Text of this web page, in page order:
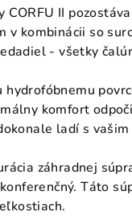
CORFU II
v kombinácii so
- všetky
hydrofóbnemu
komfort
ladí s
záhradnej
Táto